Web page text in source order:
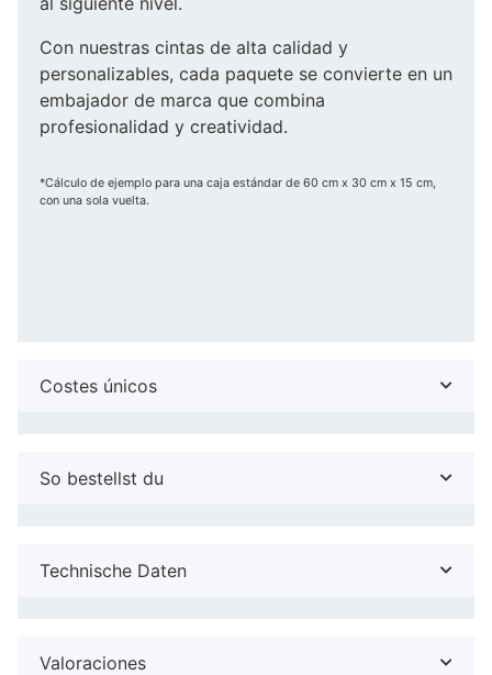
Con nuestras cintas de alta calidad y
personalizables, cada paquete se convierte en un
embajador de marca que combina
profesionalidad y creatividad.
*Cálculo de ejemplo para una caja estándar de 60 cm x 30 cm x 15 cm,
con una sola vuelta.
Costes únicos
So bestellst du
Technische Daten
Valoraciones